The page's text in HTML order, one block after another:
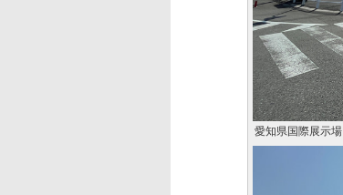
愛知県国際展示場